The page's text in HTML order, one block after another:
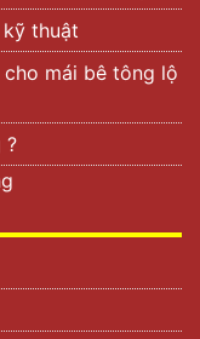
thuật
mái bê tông lộ
?